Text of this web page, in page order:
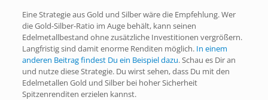
Eine Strategie aus Gold und Silber wäre die Empfehlung. Wer
die Gold-Silber-Ratio im Auge behält, kann seinen
Edelmetallbestand ohne zusätzliche Investitionen vergrößern.
Langfristig sind damit enorme Renditen möglich. In einem
anderen Beitrag findest Du ein Beispiel dazu. Schau es Dir an
und nutze diese Strategie. Du wirst sehen, dass Du mit den
Edelmetallen Gold und Silber bei hoher Sicherheit
Spitzenrenditen erzielen kannst.